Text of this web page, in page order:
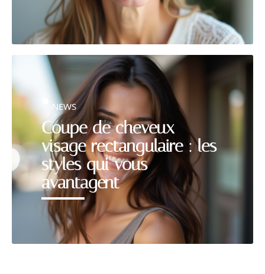
Coupe de cheveux
visage rectangulaire : les
styles qui vous
avantagent
NEWS